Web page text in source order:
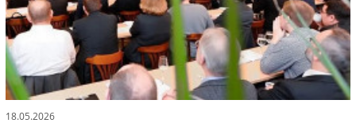
18.05.2026